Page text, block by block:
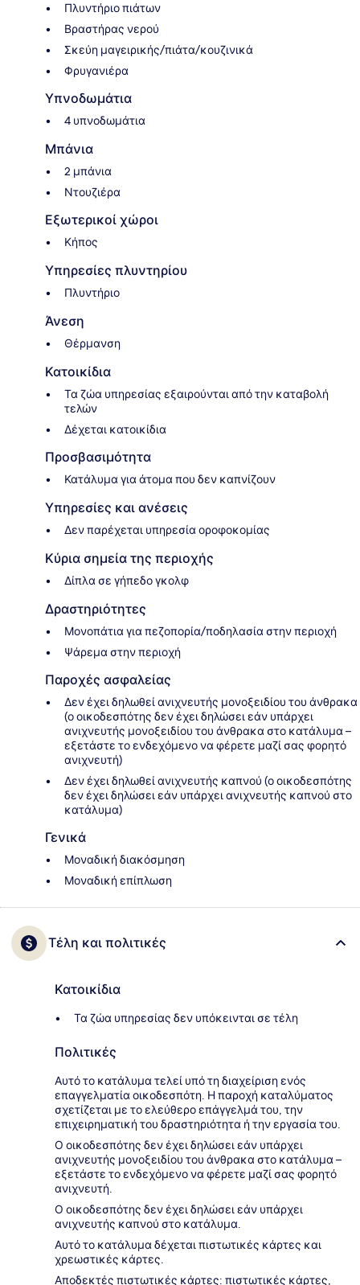
Πλυντήριο πιάτων
Βραστήρας νερού
Σκεύη μαγειρικής/πιάτα/κουζινικά
Φρυγανιέρα
Υπνοδωμάτια
4 υπνοδωμάτια
Μπάνια
2 μπάνια
Ντουζιέρα
Εξωτερικοί χώροι
Κήπος
Υπηρεσίες πλυντηρίου
Πλυντήριο
Άνεση
Θέρμανση
Κατοικίδια
Τα ζώα υπηρεσίας εξαιρούνται από την καταβολή
τελών
Δέχεται κατοικίδια
Προσβασιμότητα
Κατάλυμα για άτομα που δεν καπνίζουν
Υπηρεσίες και ανέσεις
Δεν παρέχεται υπηρεσία οροφοκομίας
Κύρια σημεία της περιοχής
Δίπλα σε γήπεδο γκολφ
Δραστηριότητες
Μονοπάτια για πεζοπορία/ποδηλασία στην περιοχή
Ψάρεμα στην περιοχή
Παροχές ασφαλείας
Δεν έχει δηλωθεί ανιχνευτής μονοξειδίου του άνθρακα
(ο οικοδεσπότης δεν έχει δηλώσει εάν υπάρχει
ανιχνευτής μονοξειδίου του άνθρακα στο κατάλυμα –
εξετάστε το ενδεχόμενο να φέρετε μαζί σας φορητό
ανιχνευτή)
Δεν έχει δηλωθεί ανιχνευτής καπνού (ο οικοδεσπότης
δεν έχει δηλώσει εάν υπάρχει ανιχνευτής καπνού στο
κατάλυμα)
Γενικά
Μοναδική διακόσμηση
Μοναδική επίπλωση
Τέλη και πολιτικές
Κατοικίδια
Τα ζώα υπηρεσίας δεν υπόκεινται σε τέλη
Πολιτικές
Αυτό το κατάλυμα τελεί υπό τη διαχείριση ενός
επαγγελματία οικοδεσπότη. Η παροχή καταλύματος
σχετίζεται με το ελεύθερο επάγγελμά του, την
επιχειρηματική του δραστηριότητα ή την εργασία του.
Ο οικοδεσπότης δεν έχει δηλώσει εάν υπάρχει
ανιχνευτής μονοξειδίου του άνθρακα στο κατάλυμα –
εξετάστε το ενδεχόμενο να φέρετε μαζί σας φορητό
ανιχνευτή.
Ο οικοδεσπότης δεν έχει δηλώσει εάν υπάρχει
ανιχνευτής καπνού στο κατάλυμα.
Αυτό το κατάλυμα δέχεται πιστωτικές κάρτες και
χρεωστικές κάρτες.
Αποδεκτές πιστωτικές κάρτες: πιστωτικές κάρτες,